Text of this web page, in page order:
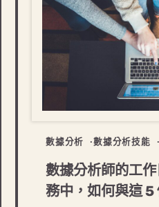
數據分析 數據分析技能
數據分析師的工
務中，如何與這 5